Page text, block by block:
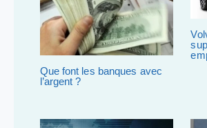
Que font les banques avec
l’argent ?